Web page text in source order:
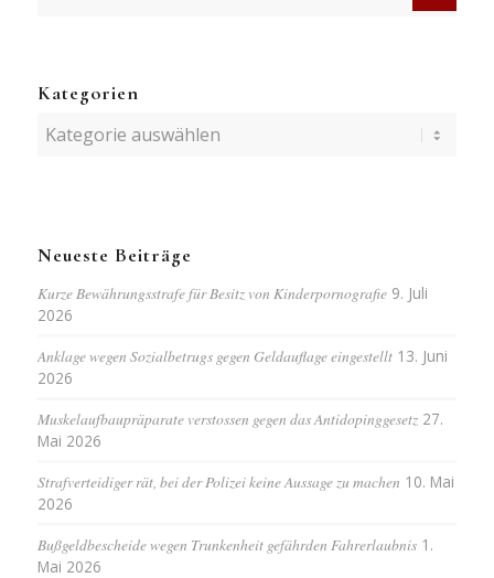
Kategorien
Kategorien
Neueste Beiträge
Kurze Bewährungsstrafe für Besitz von Kinderpornografie 9. Juli
2026
Anklage wegen Sozialbetrugs gegen Geldauflage eingestellt 13. Juni
2026
Muskelaufbaupräparate verstossen gegen das Antidopinggesetz 27.
Mai 2026
Strafverteidiger rät, bei der Polizei keine Aussage zu machen 10. Mai
2026
Bußgeldbescheide wegen Trunkenheit gefährden Fahrerlaubnis 1.
Mai 2026